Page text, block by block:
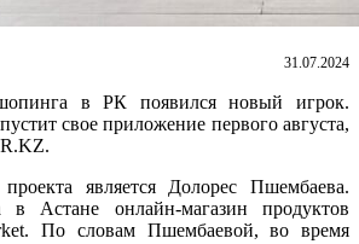
31.07.2024
в РК появился новый игрок.
свое приложение первого августа,
проекта является Долорес Пшембаева.
в Астане онлайн-магазин продуктов
По словам Пшембаевой, во время